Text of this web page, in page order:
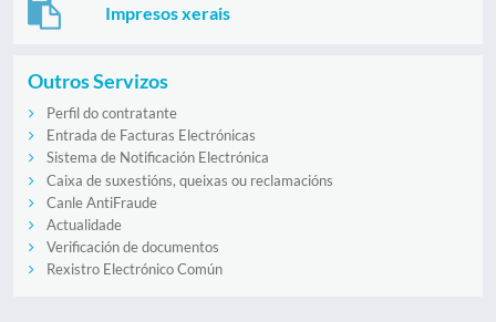
Impresos xerais
Outros Servizos
Perfil do contratante
Entrada de Facturas Electrónicas
Sistema de Notificación Electrónica
Caixa de suxestións, queixas ou reclamacións
Canle AntiFraude
Actualidade
Verificación de documentos
Rexistro Electrónico Común